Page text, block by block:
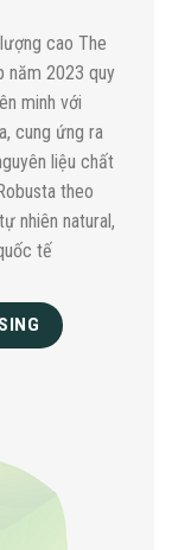
cao The
năm 2023 quy
minh với
cung ứng ra
liệu chất
theo
nhiên natural,
tế